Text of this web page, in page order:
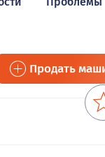
Продать